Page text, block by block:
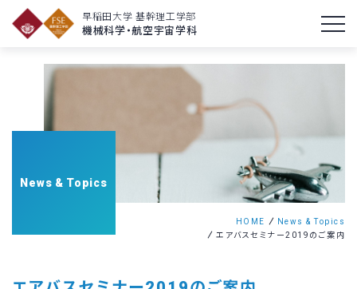
早稲田大学 基幹理工学部
機械科学・航空宇宙学科
News & Topics
HOME
News & Topics
エアバスセミナー2019のご案内